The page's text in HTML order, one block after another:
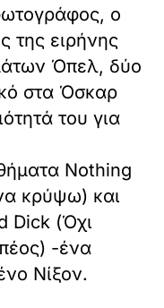
ο
της ειρήνης
Όπελ, δύο
στα Όσκαρ
του για
Nothing
κρύψω) και
Dick (Όχι
-ένα
Νίξον.